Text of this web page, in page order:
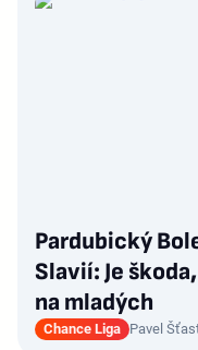
Pardubický
Slavií: Je
na mladých
Chance Liga Pavel